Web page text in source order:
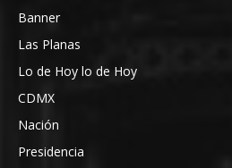
Banner
Las Planas
Lo de Hoy lo de Hoy
CDMX
Nación
Presidencia